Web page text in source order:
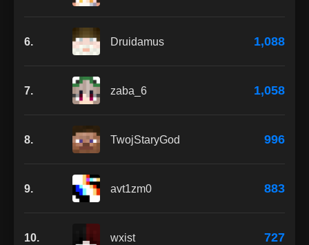
6. Druidamus 1,088
7. zaba_6 1,058
8. TwojStaryGod 996
9. avt1zm0 883
10. wxist 727